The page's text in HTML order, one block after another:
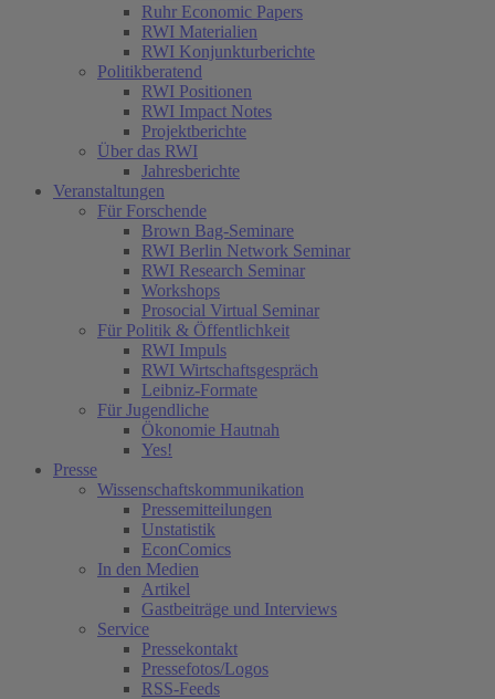
Ruhr Economic Papers
RWI Materialien
RWI Konjunkturberichte
Politikberatend
RWI Positionen
RWI Impact Notes
Projektberichte
Über das RWI
Jahresberichte
Veranstaltungen
Für Forschende
Brown Bag-Seminare
RWI Berlin Network Seminar
RWI Research Seminar
Workshops
Prosocial Virtual Seminar
Für Politik & Öffentlichkeit
RWI Impuls
RWI Wirtschaftsgespräch
Leibniz-Formate
Für Jugendliche
Ökonomie Hautnah
Yes!
Presse
Wissenschaftskommunikation
Pressemitteilungen
Unstatistik
EconComics
In den Medien
Artikel
Gastbeiträge und Interviews
Service
Pressekontakt
Pressefotos/Logos
RSS-Feeds